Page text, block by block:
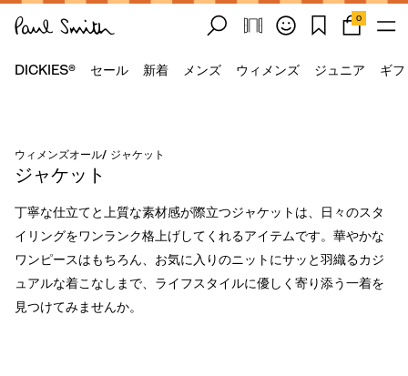
0
DICKIES® セール 新着 メンズ ウィメンズ ジュニア ギ
ウィメンズオール/ ジャケット
ジャケット
丁寧な仕立てと上質な素材感が際立つジャケットは、日々のスタ
イリングをワンランク格上げしてくれるアイテムです。華やかな
ワンピースはもちろん、お気に入りのニットにサッと羽織るカジ
ュアルな着こなしまで、ライフスタイルに優しく寄り添う一着を
見つけてみませんか。